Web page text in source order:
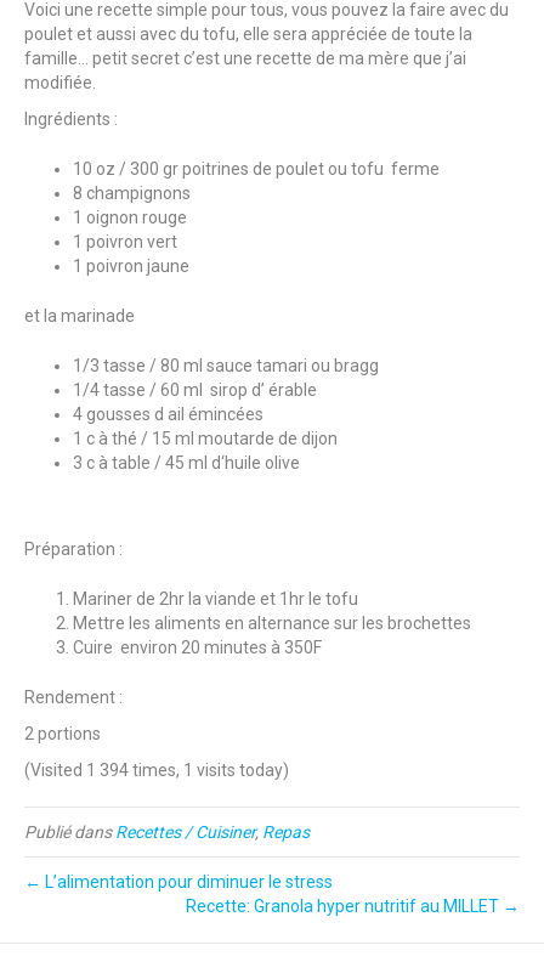
Voici une recette simple pour tous, vous pouvez la faire avec du
poulet et aussi avec du tofu, elle sera appréciée de toute la
famille… petit secret c’est une recette de ma mère que j’ai
modifiée.
Ingrédients :
10 oz / 300 gr poitrines de poulet ou tofu ferme
8 champignons
1 oignon rouge
1 poivron vert
1 poivron jaune
et la marinade
1/3 tasse / 80 ml sauce tamari ou bragg
1/4 tasse / 60 ml sirop d’ érable
4 gousses d ail émincées
1 c à thé / 15 ml moutarde de dijon
3 c à table / 45 ml d‘huile olive
Préparation :
Mariner de 2hr la viande et 1hr le tofu
Mettre les aliments en alternance sur les brochettes
Cuire environ 20 minutes à 350F
Rendement :
2 portions
(Visited 1 394 times, 1 visits today)
Publié dansRecettes / Cuisiner, Repas
← L’alimentation pour diminuer le stress
Recette: Granola hyper nutritif au MILLET →